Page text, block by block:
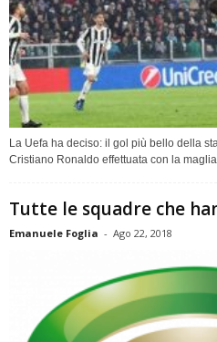
La Uefa ha deciso: il gol più bello della
Cristiano Ronaldo effettuata con la
Tutte le squadre che
Emanuele Foglia - Ago 22, 2018